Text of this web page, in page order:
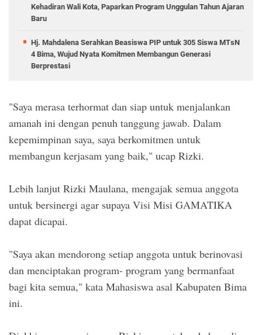
Kehadiran Wali Kota, Paparkan Program Unggulan Tahun Ajaran
Baru
Hj. Mahdalena Serahkan Beasiswa PIP untuk 305 Siswa MTsN
4 Bima, Wujud Nyata Komitmen Membangun Generasi
Berprestasi
"Saya merasa terhormat dan siap untuk menjalankan
amanah ini dengan penuh tanggung jawab. Dalam
kepemimpinan saya, saya berkomitmen untuk
membangun kerjasam yang baik," ucap Rizki.
Lebih lanjut Rizki Maulana, mengajak semua anggota
untuk bersinergi agar supaya Visi Misi GAMATIKA
dapat dicapai.
"Saya akan mendorong setiap anggota untuk berinovasi
dan menciptakan program- program yang bermanfaat
bagi kita semua," kata Mahasiswa asal Kabupaten Bima
ini.